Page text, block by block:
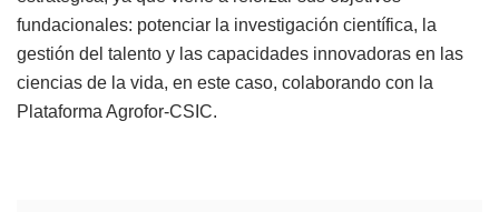
fundacionales: potenciar la investigación científica, la
gestión del talento y las capacidades innovadoras en las
ciencias de la vida, en este caso, colaborando con la
Plataforma Agrofor-CSIC.